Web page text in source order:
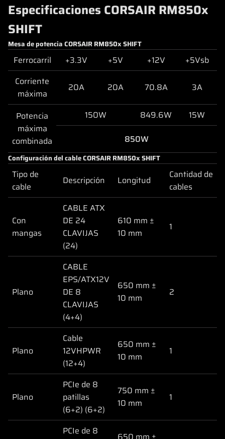
Especificaciones CORSAIR RM850x
SHIFT
Mesa de potencia CORSAIR RM850x SHIFT
Ferrocarril +3.3V +5V +12V
+5Vsb
Corriente
máxima
20A 20A 70.8A 3A
Potencia
máxima
combinada
150W 849.6W
15W
850W
Configuración del cable CORSAIR RM850x SHIFT
Tipo de
cable
Descripción Longitud
Cantidad de
cables
Con
mangas
CABLE ATX
DE 24
CLAVIJAS
(24)
610 mm ±
10 mm
1
Plano
CABLE
EPS/ATX12V
DE 8
CLAVIJAS
(4+4)
650 mm ±
10 mm
2
Plano
Cable
12VHPWR
(12+4)
650 mm ±
10 mm
1
Plano
PCIe de 8
patillas
(6+2) (6+2)
750 mm ±
10 mm
1
PCIe de 8